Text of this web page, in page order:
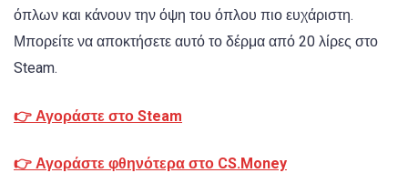
όπλων και κάνουν την όψη του όπλου πιο ευχάριστη.
Μπορείτε να αποκτήσετε αυτό το δέρμα από 20 λίρες στο
Steam.
👉 Αγοράστε στο Steam
👉 Αγοράστε φθηνότερα στο CS.Money